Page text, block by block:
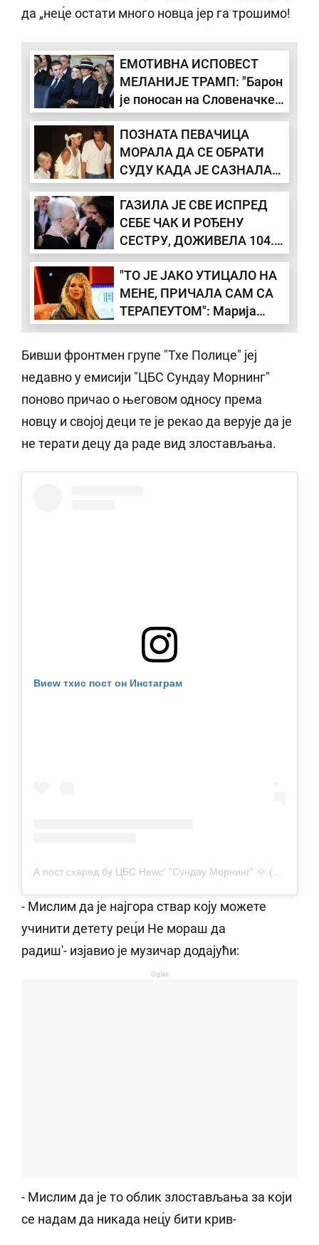
да „нец́е остати много новца јер га трошимо!
ЕМОТИВНА ИСПОВЕСТ
МЕЛАНИЈЕ ТРАМП: "Барон
је поносан на Словеначке
корене, обожава нашу
храну и језик, а њу је
посебно волео"
ПОЗНАТА ПЕВАЧИЦА
МОРАЛА ДА СЕ ОБРАТИ
СУДУ КАДА ЈЕ САЗНАЛА
ЗА БРУКУ СВОГ СИНА: Цео
живот живео на грбачи
славне мајке, а онда
настао хаос када му је
заврнула славину
ГАЗИЛА ЈЕ СВЕ ИСПРЕД
СЕБЕ ЧАК И РОЂЕНУ
СЕСТРУ, ДОЖИВЕЛА 104.
ГОДИНЕ: Невероватан
живот последње глумице
златног доба Холивуда
(ФОТО)
"ТО ЈЕ ЈАКО УТИЦАЛО НА
МЕНЕ, ПРИЧАЛА САМ СА
ТЕРАПЕУТОМ": Марија
Микић о негативним
коментарима који су је
много погађали
Бивши фронтмен групе "Тхе Полице" јеј
недавно у емисији "ЦБС Сундаy Морнинг"
поново причао о његовом односу према
новцу и својој деци те је рекао да верује да је
не терати децу да раде вид злостављања.
Виеw тхис пост он Инстаграм
- Мислим да је најгора ствар коју можете
учинити детету рец́и Не мораш да
радиш'- изјавио је музичар додајући:
Oglas
- Мислим да је то облик злостављања за који
се надам да никада нец́у бити крив-